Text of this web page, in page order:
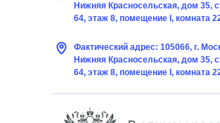
Нижняя Красносельская, дом 35,
64, этаж 8, помещение I, комната
Фактический адрес: 105066, г.
Нижняя Красносельская, дом 35,
64, этаж 8, помещение I, комната